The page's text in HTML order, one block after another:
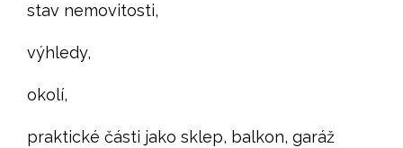
stav nemovitosti,
výhledy,
okolí,
praktické části jako sklep, balkon, garáž